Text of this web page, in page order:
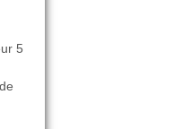
5